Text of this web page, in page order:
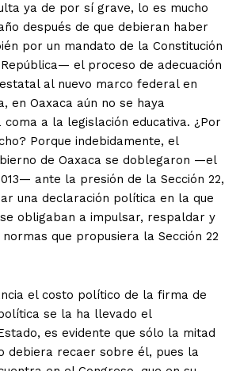
ya de por sí grave, lo es mucho
después de que debieran haber
por un mandato de la Constitución
el proceso de adecuación
al nuevo marco federal en
en Oaxaca aún no se haya
coma a la legislación educativa. ¿Por
Porque indebidamente, el
de Oaxaca se doblegaron —el
ante la presión de la Sección 22,
una declaración política en la que
obligaban a impulsar, respaldar y
que propusiera la Sección 22
el costo político de la firma de
se la ha llevado el
es evidente que sólo la mitad
debiera recaer sobre él, pues la